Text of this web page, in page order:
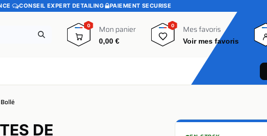
· CONSEIL EXPERT DETAILING· PAIEMENT SECURISE
0 Mon panier
0,00€
0
0 Mes favoris
Voir mes favoris
DE